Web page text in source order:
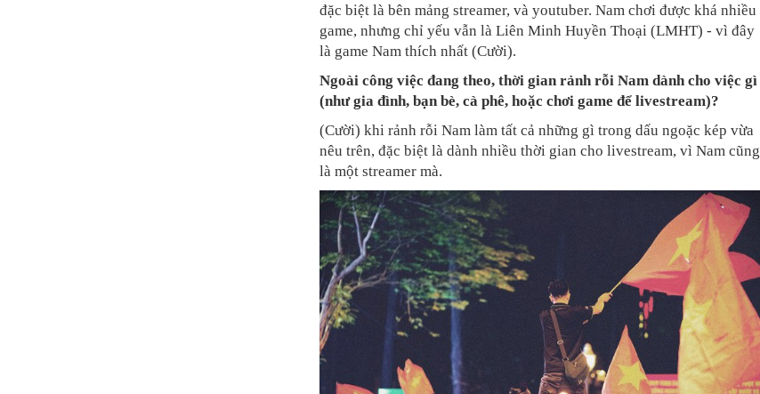
đặc biệt là bên mảng streamer, và youtuber. Nam chơi được khá nhiều
game, nhưng chỉ yếu vẫn là Liên Minh Huyền Thoại (LMHT) - vì đây
là game Nam thích nhất (Cười).
Ngoài công việc đang theo, thời gian rảnh rỗi Nam dành cho việc gì
(như gia đình, bạn bè, cà phê, hoặc chơi game để livestream)?
(Cười) khi rảnh rỗi Nam làm tất cả những gì trong dấu ngoặc kép vừa
nêu trên, đặc biệt là dành nhiều thời gian cho livestream, vì Nam cũng
là một streamer mà.